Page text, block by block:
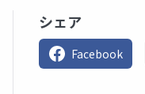
シェア
Facebook